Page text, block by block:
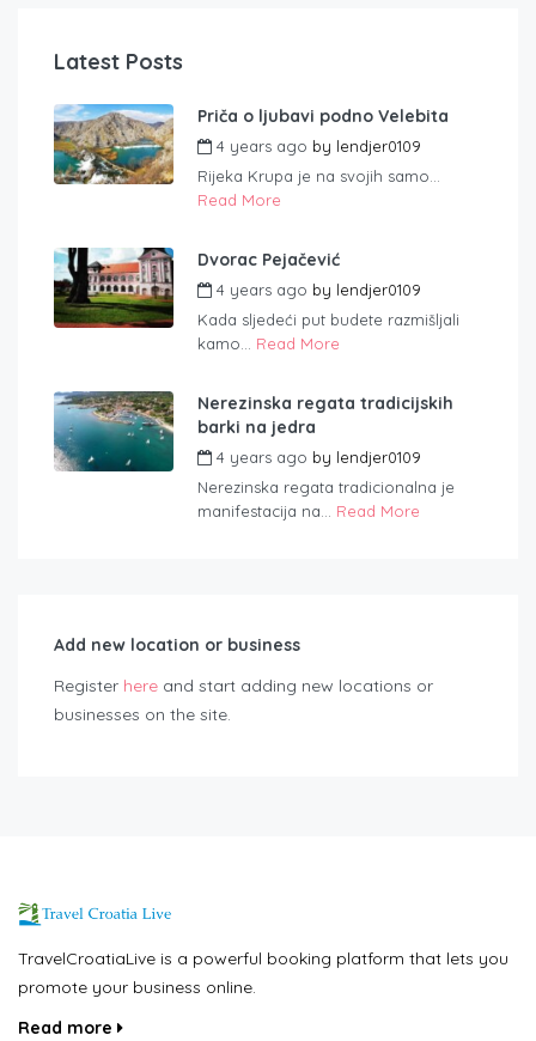
Latest Posts
Priča o ljubavi podno Velebita
4 years ago by lendjer0109
Rijeka Krupa je na svojih samo...
Read More
Dvorac Pejačević
4 years ago by lendjer0109
Kada sljedeći put budete razmišljali
kamo... Read More
Nerezinska regata tradicijskih
barki na jedra
4 years ago by lendjer0109
Nerezinska regata tradicionalna je
manifestacija na... Read More
Add new location or business
Register here and start adding new locations or
businesses on the site.
TravelCroatiaLive is a powerful booking platform that lets you
promote your business online.
Read more